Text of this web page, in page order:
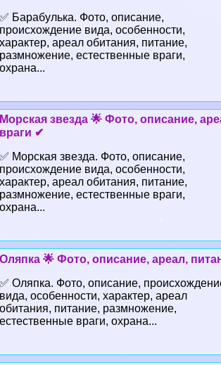
✅ Баpaбулька. Фото, описание,
происхождение вида, особенности,
хаpaктер, ареал обитания, питание,
размножение, естественные враги,
охрана...
Морская звезда 🌟 Фото, описание,
враги ✔
✅ Морская звезда. Фото, описание,
происхождение вида, особенности,
хаpaктер, ареал обитания, питание,
размножение, естественные враги,
охрана...
Оляпка 🌟 Фото, описание, ареал,
✅ Оляпка. Фото, описание,
вида, особенности, хаpaктер, ареал
обитания, питание, размножение,
естественные враги, охрана...